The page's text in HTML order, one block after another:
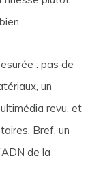
: pas de
un
revu, et
Bref, un
de la